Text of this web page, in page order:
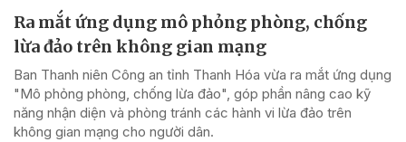
Ra mắt ứng dụng mô phỏng phòng, chống
lừa đảo trên không gian mạng
Ban Thanh niên Công an tỉnh Thanh Hóa vừa ra mắt ứng dụng
"Mô phỏng phòng, chống lừa đảo", góp phần nâng cao kỹ
năng nhận diện và phòng tránh các hành vi lừa đảo trên
không gian mạng cho người dân.